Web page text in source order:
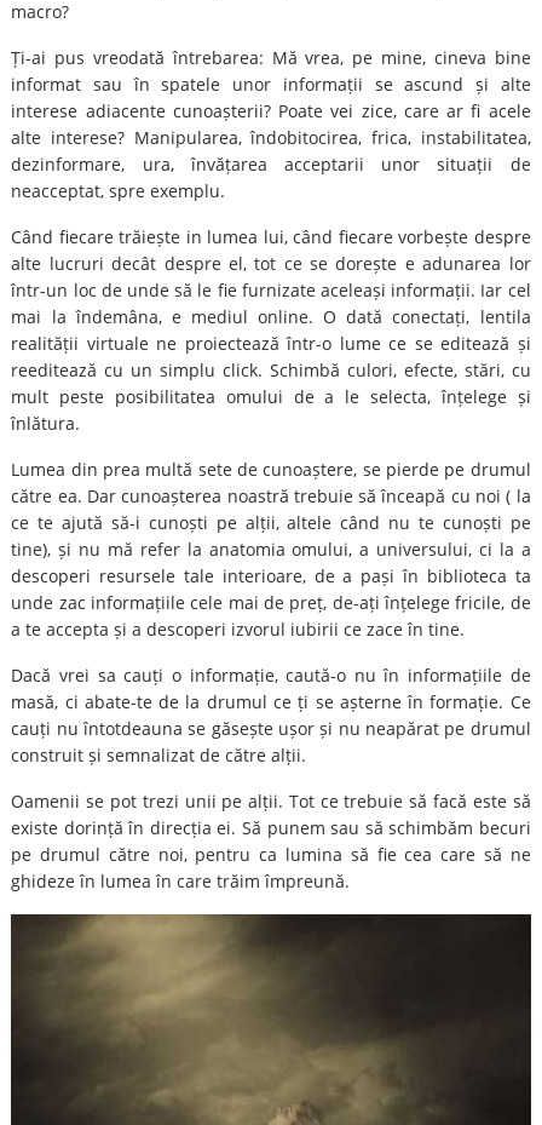
macro?
Ți-ai pus vreodată întrebarea: Mă vrea, pe mine, cineva bine
informat sau în spatele unor informații se ascund și alte
interese adiacente cunoașterii? Poate vei zice, care ar fi acele
alte interese? Manipularea, îndobitocirea, frica, instabilitatea,
dezinformare, ura, învățarea acceptarii unor situații de
neacceptat, spre exemplu.
Când fiecare trăiește in lumea lui, când fiecare vorbește despre
alte lucruri decât despre el, tot ce se dorește e adunarea lor
într-un loc de unde să le fie furnizate aceleași informații. Iar cel
mai la îndemâna, e mediul online. O dată conectați, lentila
realității virtuale ne proiectează într-o lume ce se editează și
reeditează cu un simplu click. Schimbă culori, efecte, stări, cu
mult peste posibilitatea omului de a le selecta, înțelege și
înlătura.
Lumea din prea multă sete de cunoaștere, se pierde pe drumul
către ea. Dar cunoașterea noastră trebuie să înceapă cu noi ( la
ce te ajută să-i cunoști pe alții, altele când nu te cunoști pe
tine), și nu mă refer la anatomia omului, a universului, ci la a
descoperi resursele tale interioare, de a pași în biblioteca ta
unde zac informațiile cele mai de preț, de-ați înțelege fricile, de
a te accepta și a descoperi izvorul iubirii ce zace în tine.
Dacă vrei sa cauți o informație, caută-o nu în informațiile de
masă, ci abate-te de la drumul ce ți se așterne în formație. Ce
cauți nu întotdeauna se găsește ușor și nu neapărat pe drumul
construit și semnalizat de către alții.
Oamenii se pot trezi unii pe alții. Tot ce trebuie să facă este să
existe dorință în direcția ei. Să punem sau să schimbăm becuri
pe drumul către noi, pentru ca lumina să fie cea care să ne
ghideze în lumea în care trăim împreună.